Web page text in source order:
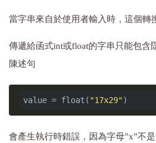
當字串來自於使用者輸入時，這個轉
傳遞給函式int或float的字串只能包含
陳述句
value = float( "17x29"
會產生執行時錯誤，因為字母”x”不